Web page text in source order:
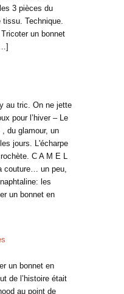
3 pièces du
Technique.
un bonnet
au tric. On ne jette
pour l’hiver – Le
du glamour, un
jours. L'écharpe
C A M E L
couture… un peu,
les
un bonnet en
un bonnet en
de l’histoire était
au point de